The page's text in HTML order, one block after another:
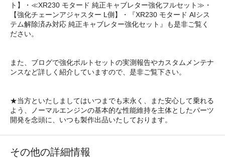
ト】・≪XR230 モタード 純正キャブレター強化フルセット≫・
【強化チェーンアジャスター L側】・『XR230 モタード AIシス
テム解除済み対応 純正キャブレター強化セット』も是非ご覧く
ださい。
また、ブログで強化ボルトセットの実測報告やカスタムメンテナ
ンスなど詳しく紹介していますので、是非ご覧下さい。
★当方といたしましてはいつまでも末永く、また安心して乗れる
よう、ノーマルエンジンの基本的な性能維持を主体としたパーツ
開発を念頭に、いつも製作出品いたしております。
その他の詳細情報